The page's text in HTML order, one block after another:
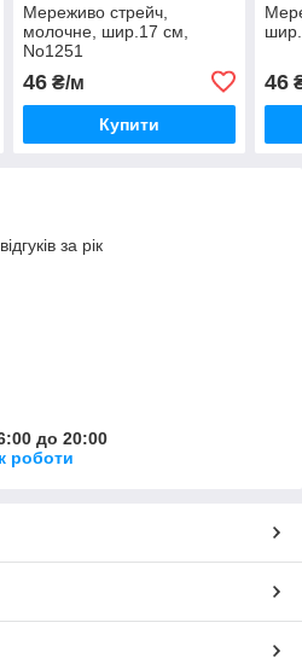
Мереживо стрейч,
молочне, шир.17 см,
No1251
46₴/м
Купити
46
за рік
до 20:00
роботи